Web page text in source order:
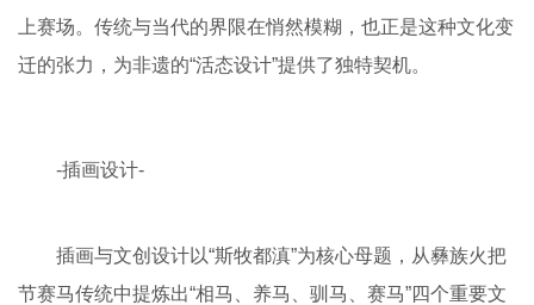
上赛场。传统与当代的界限在悄然模糊，也正是这种文化变
迁的张力，为非遗的“活态设计”提供了独特契机。
-插画设计-
插画与文创设计以“斯牧都滇”为核心母题，从彝族火把
节赛马传统中提炼出“相马、养马、驯马、赛马”四个重要文